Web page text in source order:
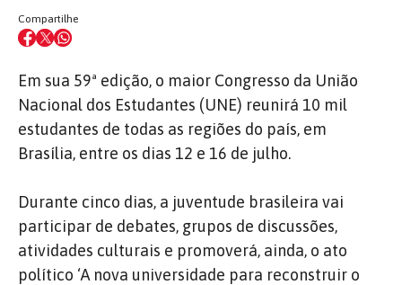
Compartilhe
Em sua 59ª edição, o maior Congresso da União
Nacional dos Estudantes (UNE) reunirá 10 mil
estudantes de todas as regiões do país, em
Brasília, entre os dias 12 e 16 de julho.
Durante cinco dias, a juventude brasileira vai
participar de debates, grupos de discussões,
atividades culturais e promoverá, ainda, o ato
político ‘A nova universidade para reconstruir o